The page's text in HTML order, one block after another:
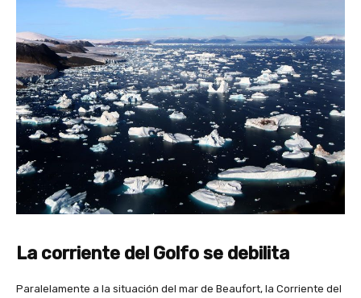
La corriente del Golfo se debilita
Paralelamente a la situación del mar de Beaufort, la Corriente del